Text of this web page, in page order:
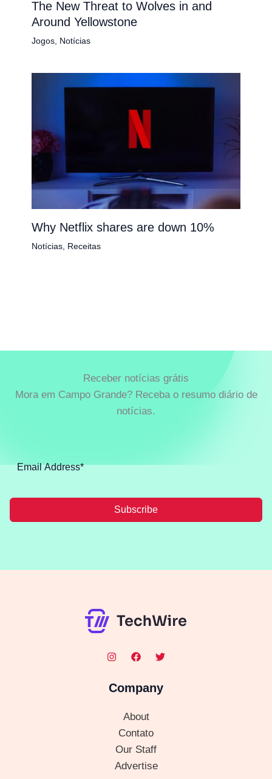
The New Threat to Wolves in and
Around Yellowstone
Jogos, Notícias
Why Netflix shares are down 10%
Notícias, Receitas
Receber notícias grátis
Mora em Campo Grande? Receba o resumo diário de
notícias.
Subscribe
Company
About
Contato
Our Staff
Advertise